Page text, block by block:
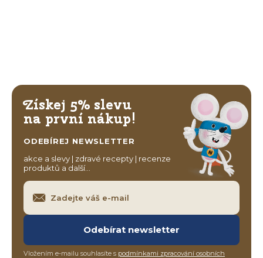
Získej 5% slevu
na první nákup!
ODEBÍREJ NEWSLETTER
akce a slevy | zdravé recepty | recenze
produktů a další…
Odebírat newsletter
Vložením e-mailu souhlasíte s podmínkami zpracování osobních